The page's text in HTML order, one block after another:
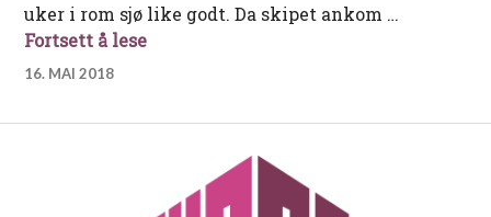
uker i rom sjø like godt. Da skipet ankom …
Fortsett å leseSjømenn på rømmen i New York i 1837
16. MAI 2018